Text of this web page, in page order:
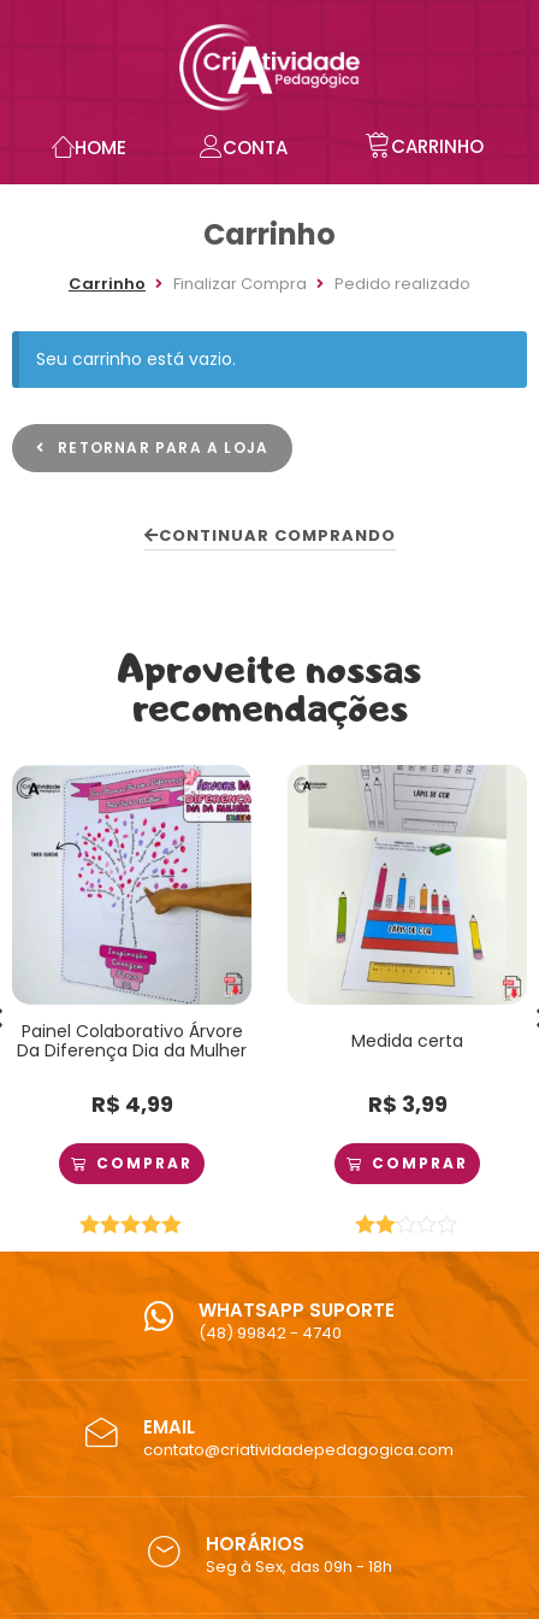
HOME CONTA CARRINHO
Carrinho
Carrinho Finalizar Compra Pedido realizado
Seu carrinho está vazio.
RETORNAR PARA A LOJA
CONTINUAR COMPRANDO
Aproveite nossas
recomendações
Painel Colaborativo Árvore
Da Diferença Dia da Mulher
R$ 4,99
COMPRAR
Avaliação
Medida certa
R$ 3,99
COMPRAR
Avali
de 5
WHATSAPP SUPORTE
(48) 99842 - 4740
EMAIL
contato@criatividadepedagogica.com
HORÁRIOS
Seg à Sex, das 09h - 18h